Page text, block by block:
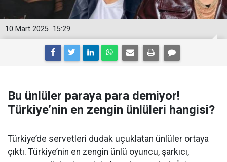
15:29
10 Mart 2025
Bu ünlüler paraya para demiyor!
Türkiye’nin en zengin ünlüleri hangisi?
Türkiye’de servetleri dudak uçuklatan ünlüler ortaya
çıktı. Türkiye’nin en zengin ünlü oyuncu, şarkıcı,